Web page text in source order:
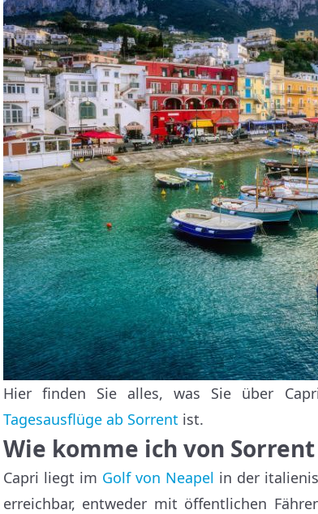
Hier finden Sie alles, was Sie über
Tagesausflüge ab Sorrent ist.
Wie komme ich von
Capri liegt im Golf von Neapel in der
erreichbar, entweder mit öffentlichen